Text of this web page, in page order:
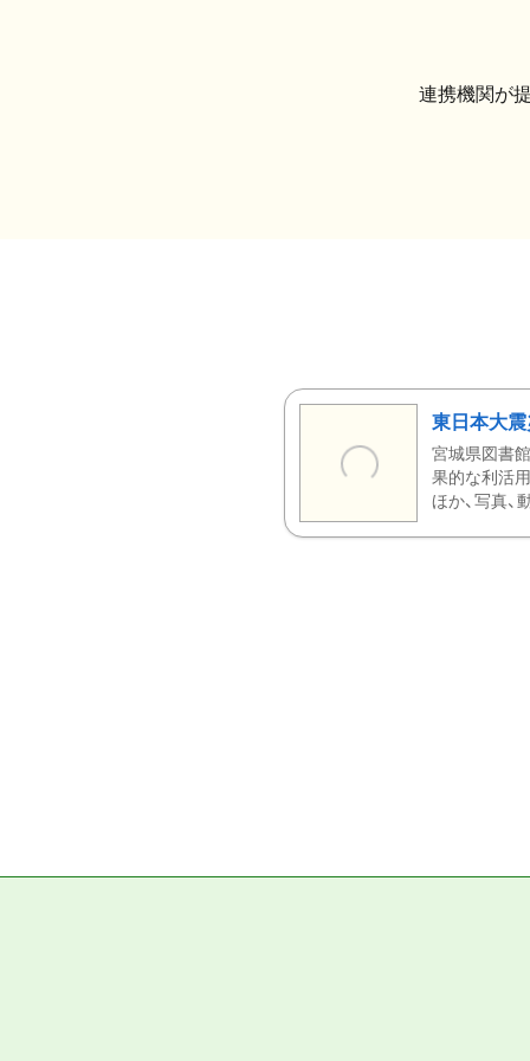
連携機関が
東日本大
宮城県図書
果的な利活
ほか、写真、